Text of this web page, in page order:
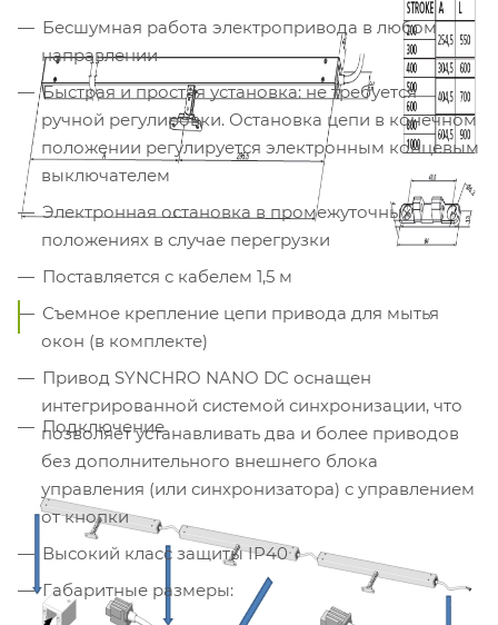
Бесшумная работа электропривода в любом
направлении
Быстрая и простая установка: не требуется
ручной регулировки. Остановка цепи в конечном
положении регулируется электронным концевым
выключателем
Электронная остановка в промежуточных
положениях в случае перегрузки
Поставляется с кабелем 1,5 м
Съемное крепление цепи привода для мытья
окон (в комплекте)
Привод SYNCHRO NANO DC оснащен
интегрированной системой синхронизации, что
позволяет устанавливать два и более приводов
без дополнительного внешнего блока
управления (или синхронизатора) с управлением
от кнопки
Высокий класс защиты IP40
Габаритные размеры:
Подключение